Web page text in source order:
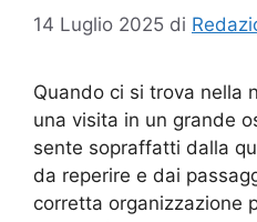
14 Luglio 2025 di
Quando ci si trova nella
una visita in un grande
sente sopraffatti dalla
da reperire e dai
corretta organizzazione